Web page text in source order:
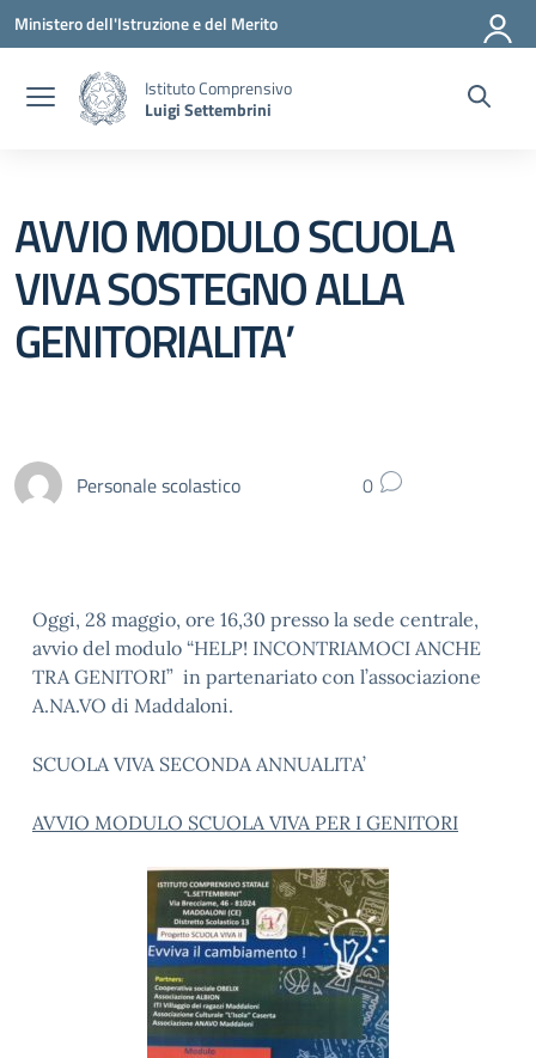
Vai ai contenuti
Vai al menu di navigazione
Vai al footer
Ministero dell'Istruzione e del Merito
Istituto Comprensivo
Luigi Settembrini
AVVIO MODULO SCUOLA
VIVA SOSTEGNO ALLA
GENITORIALITA’
Personale scolastico 0
Oggi, 28 maggio, ore 16,30 presso la sede centrale,
avvio del modulo “HELP! INCONTRIAMOCI ANCHE
TRA GENITORI” in partenariato con l’associazione
A.NA.VO di Maddaloni.
SCUOLA VIVA SECONDA ANNUALITA’
AVVIO MODULO SCUOLA VIVA PER I GENITORI